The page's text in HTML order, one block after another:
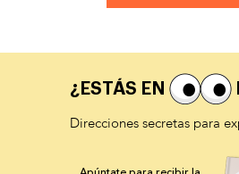
¿ESTÁS EN
Direcciones secretas para